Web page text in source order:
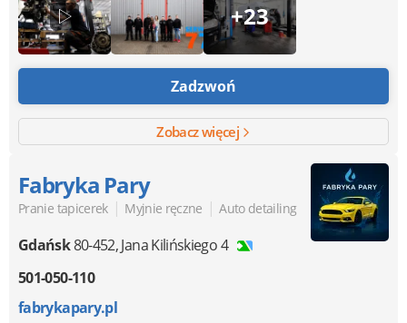
+23
Zadzwoń
Zobacz więcej
Fabryka Pary
Pranie tapicerek | Myjnie ręczne | Auto detailing
Gdańsk80-452,Jana Kilińskiego 4
501-050-110
fabrykapary.pl